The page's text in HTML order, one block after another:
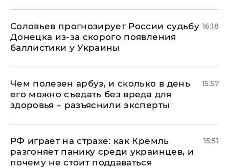
Соловьев прогнозирует России судьбу
Донецка из-за скорого появления
баллистики у Украины
16:18
Чем полезен арбуз, и сколько в день
его можно съедать без вреда для
здоровья – разъяснили эксперты
15:57
РФ играет на страхе: как Кремль
разгоняет панику среди украинцев, и
почему не стоит поддаваться
15:51